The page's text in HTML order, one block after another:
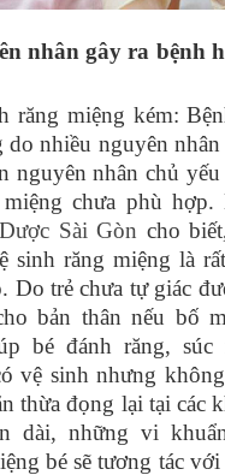
nhân gây ra bệnh
răng miệng kém:
do nhiều nguyên
nguyên nhân chủ yếu
chưa phù hợp.
Sài Gòn cho
sinh răng miệng là
Do trẻ chưa tự giác
bản thân nếu bố
bé đánh răng, súc
vệ sinh nhưng
thừa đọng lại tại các
dài, những vi
bé sẽ tương tác